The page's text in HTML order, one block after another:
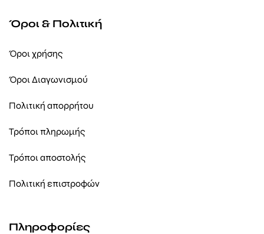
Όροι & Πολιτική
Όροι χρήσης
Όροι Διαγωνισμού
Πολιτική απορρήτου
Τρόποι πληρωμής
Τρόποι αποστολής
Πολιτική επιστροφών
Πληροφορίες